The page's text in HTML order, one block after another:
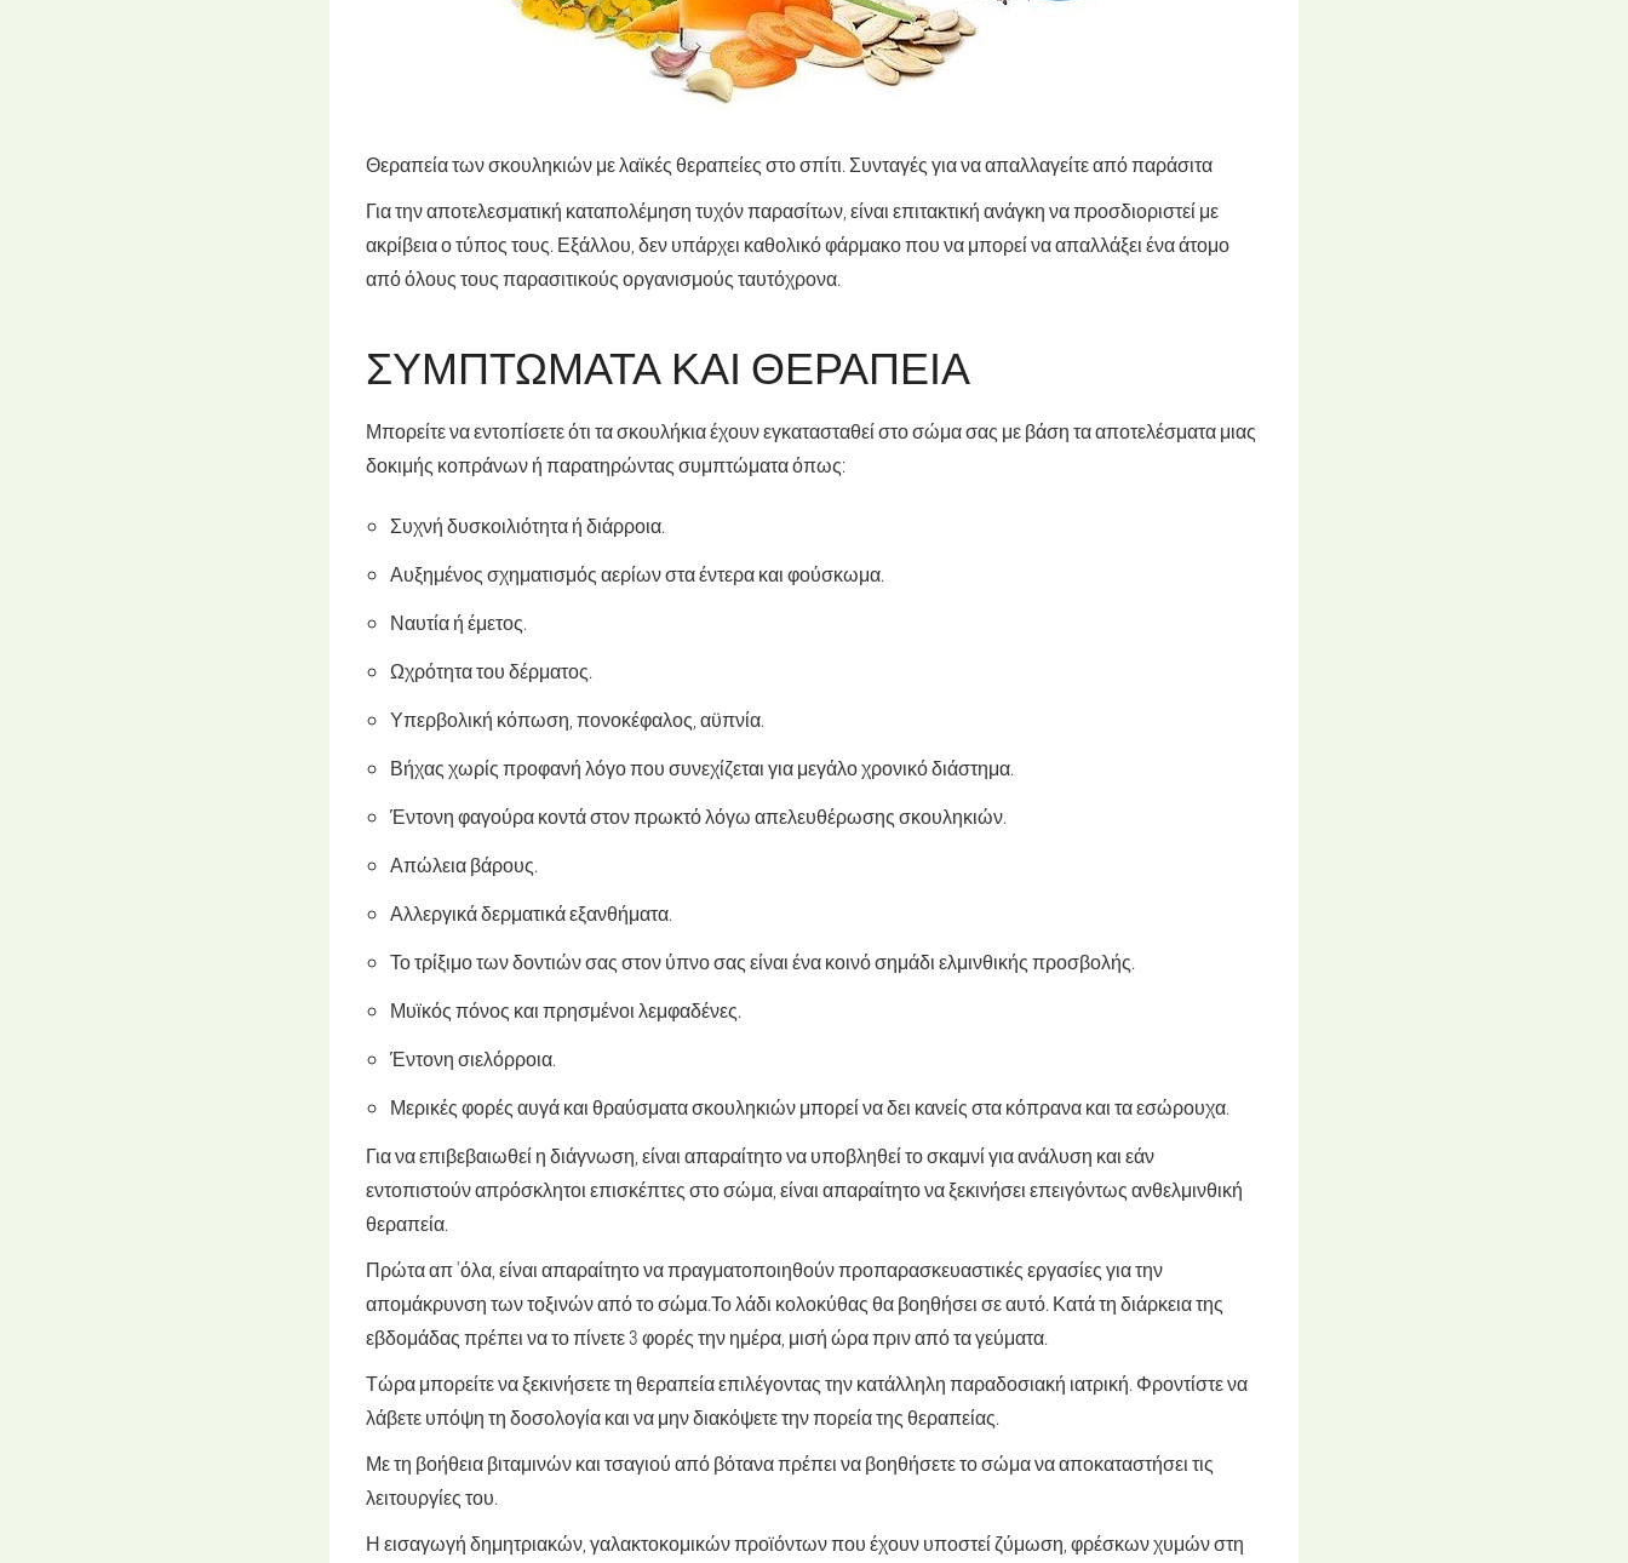
Θεραπεία των σκουληκιών με λαϊκές θεραπείες στο σπίτι. Συνταγές για να απαλλαγείτε από παράσιτα
Για την αποτελεσματική καταπολέμηση τυχόν παρασίτων, είναι επιτακτική ανάγκη να προσδιοριστεί με
ακρίβεια ο τύπος τους. Εξάλλου, δεν υπάρχει καθολικό φάρμακο που να μπορεί να απαλλάξει ένα άτομο
από όλους τους παρασιτικούς οργανισμούς ταυτόχρονα.
ΣΥΜΠΤΏΜΑΤΑ ΚΑΙ ΘΕΡΑΠΕΊΑ
Μπορείτε να εντοπίσετε ότι τα σκουλήκια έχουν εγκατασταθεί στο σώμα σας με βάση τα αποτελέσματα μιας
δοκιμής κοπράνων ή παρατηρώντας συμπτώματα όπως:
Συχνή δυσκοιλιότητα ή διάρροια.
Αυξημένος σχηματισμός αερίων στα έντερα και φούσκωμα.
Ναυτία ή έμετος.
Ωχρότητα του δέρματος.
Υπερβολική κόπωση, πονοκέφαλος, αϋπνία.
Βήχας χωρίς προφανή λόγο που συνεχίζεται για μεγάλο χρονικό διάστημα.
Έντονη φαγούρα κοντά στον πρωκτό λόγω απελευθέρωσης σκουληκιών.
Απώλεια βάρους.
Αλλεργικά δερματικά εξανθήματα.
Το τρίξιμο των δοντιών σας στον ύπνο σας είναι ένα κοινό σημάδι ελμινθικής προσβολής.
Μυϊκός πόνος και πρησμένοι λεμφαδένες.
Έντονη σιελόρροια.
Μερικές φορές αυγά και θραύσματα σκουληκιών μπορεί να δει κανείς στα κόπρανα και τα εσώρουχα.
Για να επιβεβαιωθεί η διάγνωση, είναι απαραίτητο να υποβληθεί το σκαμνί για ανάλυση και εάν
εντοπιστούν απρόσκλητοι επισκέπτες στο σώμα, είναι απαραίτητο να ξεκινήσει επειγόντως ανθελμινθική
θεραπεία.
Πρώτα απ 'όλα, είναι απαραίτητο να πραγματοποιηθούν προπαρασκευαστικές εργασίες για την
απομάκρυνση των τοξινών από το σώμα.Το λάδι κολοκύθας θα βοηθήσει σε αυτό. Κατά τη διάρκεια της
εβδομάδας πρέπει να το πίνετε 3 φορές την ημέρα, μισή ώρα πριν από τα γεύματα.
Τώρα μπορείτε να ξεκινήσετε τη θεραπεία επιλέγοντας την κατάλληλη παραδοσιακή ιατρική. Φροντίστε να
λάβετε υπόψη τη δοσολογία και να μην διακόψετε την πορεία της θεραπείας.
Με τη βοήθεια βιταμινών και τσαγιού από βότανα πρέπει να βοηθήσετε το σώμα να αποκαταστήσει τις
λειτουργίες του.
Η εισαγωγή δημητριακών, γαλακτοκομικών προϊόντων που έχουν υποστεί ζύμωση, φρέσκων χυμών στη